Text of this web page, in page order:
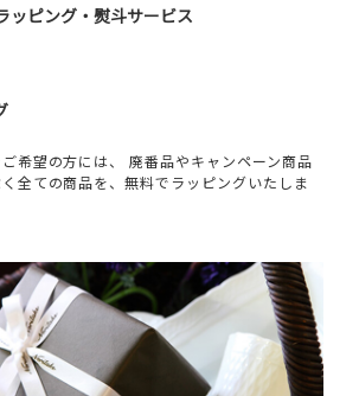
ッピング・熨斗サービス
希望の方には、 廃番品やキャンペーン商品
く全ての商品を、無料でラッピングいたしま